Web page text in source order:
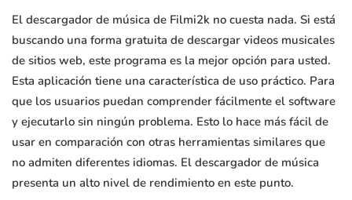
El descargador de música de Filmi2k no cuesta nada. Si está
buscando una forma gratuita de descargar videos musicales
de sitios web, este programa es la mejor opción para usted.
Esta aplicación tiene una característica de uso práctico. Para
que los usuarios puedan comprender fácilmente el software
y ejecutarlo sin ningún problema. Esto lo hace más fácil de
usar en comparación con otras herramientas similares que
no admiten diferentes idiomas. El descargador de música
presenta un alto nivel de rendimiento en este punto.